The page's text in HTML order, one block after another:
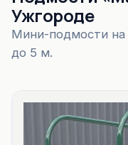
Ужгороде
Мини-подмости на
до 5 м.